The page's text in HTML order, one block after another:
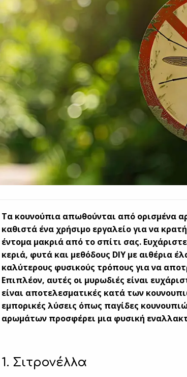
Τα κουνούπια απωθούνται από ορισμένα
καθιστά ένα χρήσιμο εργαλείο για να
έντομα μακριά από το σπίτι σας.
κεριά, φυτά και μεθόδους DIY με αιθέρια
καλύτερους φυσικούς τρόπους για να
Επιπλέον, αυτές οι μυρωδιές είναι
είναι αποτελεσματικές κατά των
εμπορικές λύσεις όπως παγίδες
αρωμάτων προσφέρει μια φυσική
1. Σιτρονέλλα